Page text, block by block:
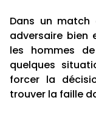
Dans un
adversaire bien
les hommes
quelques
forcer la
trouver la faille